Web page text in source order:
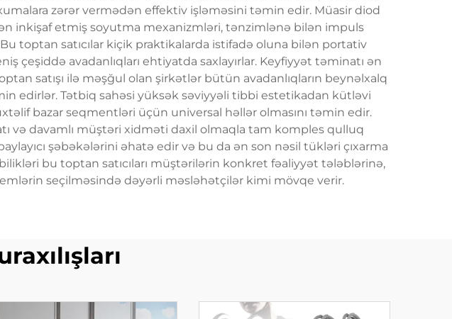
zərər vermədən effektiv işləməsini təmin edir. Müasir diod
inkişaf etmiş soyutma mexanizmləri, tənzimlənə bilən impuls
toptan satıcılar kiçik praktikalarda istifadə oluna bilən portativ
avadanlıqları ehtiyatda saxlayırlar. Keyfiyyət təminatı ən
satışı ilə məşğul olan şirkətlər bütün avadanlıqların beynəlxalq
edirlər. Tətbiq sahəsi yüksək səviyyəli tibbi estetikadan kütləvi
bazar seqmentləri üçün universal həllər olmasını təmin edir.
və davamlı müştəri xidməti daxil olmaqla tam komples qulluq
şəbəkələrini əhatə edir və bu da ən son nəsil tükləri çıxarma
bu toptan satıcıları müştərilərin konkret fəaliyyət tələblərinə,
seçilməsində dəyərli məsləhətçilər kimi mövqe verir.